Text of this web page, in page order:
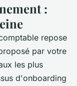
:
repose
par votre
les plus
d'onboarding